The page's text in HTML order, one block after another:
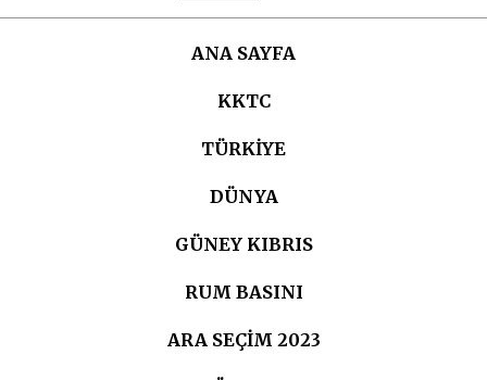
ANA SAYFA
KKTC
TÜRKIYE
DÜNYA
GÜNEY KIBRIS
RUM BASINI
ARA SEÇIM 2023